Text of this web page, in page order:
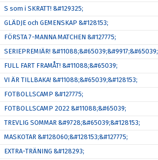
S som i SKRATT! &#129325;
GLÄDJE och GEMENSKAP &#128153;
FÖRSTA 7-MANNA MATCHEN &#127775;
SERIEPREMIÄR! &#11088;&#65039;&#9917;&#65039;
FULL FART FRAMÅT! &#11088;&#65039;
VI ÄR TILLBAKA! &#11088;&#65039;&#128153;
FOTBOLLSCAMP &#127775;
FOTBOLLSCAMP 2022 &#11088;&#65039;
TREVLIG SOMMAR &#9728;&#65039;&#128153;
MASKOTAR &#128060;&#128153;&#127775;
EXTRA-TRÄNING &#128293;